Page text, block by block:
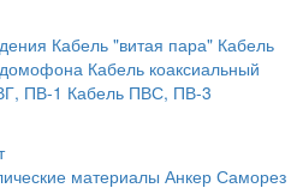
Кабель "витая пара" Кабель
Кабель коаксиальный
ПВ-1 Кабель ПВС, ПВ-3
материалы Анкер Саморез